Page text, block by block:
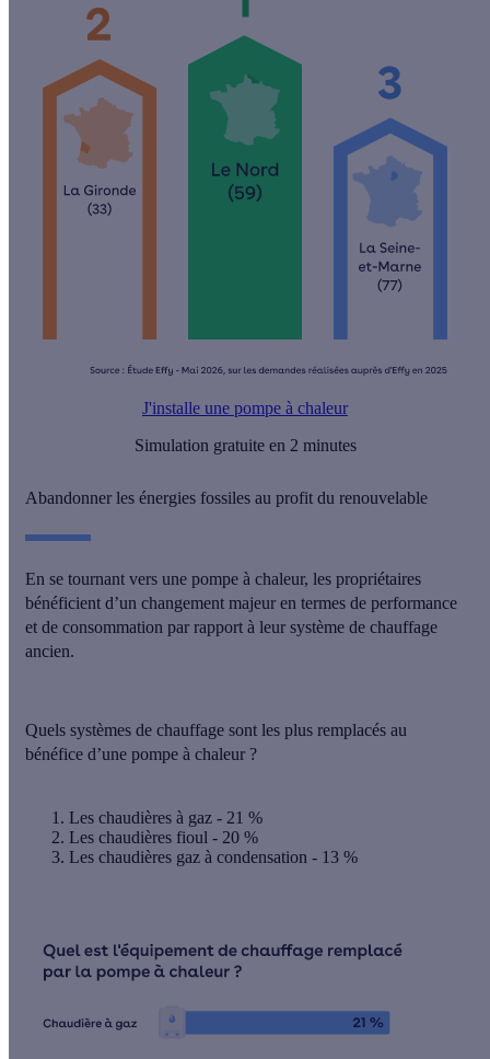
J'installe une pompe à chaleur
Simulation gratuite en 2 minutes
Abandonner les énergies fossiles au profit du renouvelable
En se tournant vers une pompe à chaleur, les propriétaires
bénéficient d’un changement majeur en termes de performance
et de consommation par rapport à leur système de chauffage
ancien.
Quels systèmes de chauffage sont les plus remplacés au
bénéfice d’une pompe à chaleur ?
Les chaudières à gaz - 21 %
Les chaudières fioul - 20 %
Les chaudières gaz à condensation - 13 %